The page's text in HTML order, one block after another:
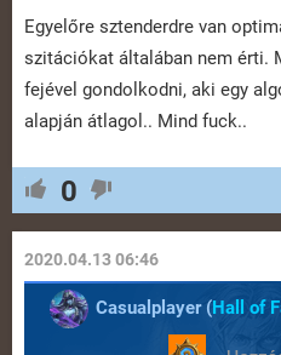
Egyelőre sztenderdre van
szitációkat általában nem érti.
fejével gondolkodni, aki egy
alapján átlagol.. Mind fuck..
0
2020.04.13 06:46
Casualplayer (Hall of